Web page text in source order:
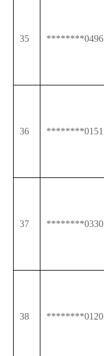
35 ********0496
36 ********0151
37 ********0330
38 ********0120